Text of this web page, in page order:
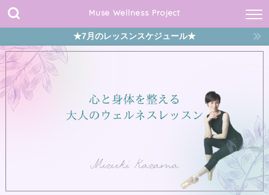
Muse Wellness Project
★7月のレッスンスケジュール★